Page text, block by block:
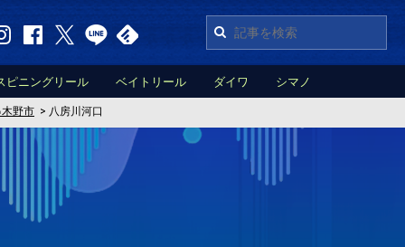
ピニングリール ベイトリール ダイワ シマノ
野市 > 八房川河口